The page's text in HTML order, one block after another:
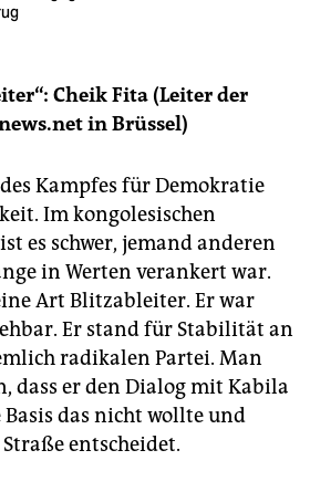
Cheik Fita (Leiter der
in Brüssel)
Kampfes für Demokratie
Im kongolesischen
es schwer, jemand anderen
in Werten verankert war.
Art Blitzableiter. Er war
Er stand für Stabilität an
radikalen Partei. Man
dass er den Dialog mit Kabila
das nicht wollte und
entscheidet.